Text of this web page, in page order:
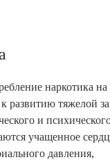
наркотика на
развитию тяжелой
и
учащенное
давления,